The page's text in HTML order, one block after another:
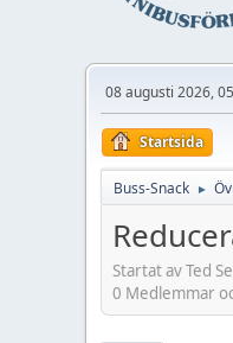
08 augusti 2026,
Startsida
Buss-Snack ►
Startat av Ted
0 Medlemmar